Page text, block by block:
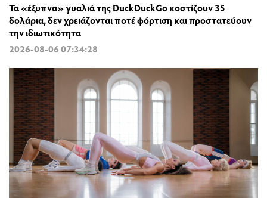
Τα «έξυπνα» γυαλιά της DuckDuckGo κοστίζουν 35
δολάρια, δεν χρειάζονται ποτέ φόρτιση και προστατεύουν
την ιδιωτικότητα
2026-08-06 07:34:28